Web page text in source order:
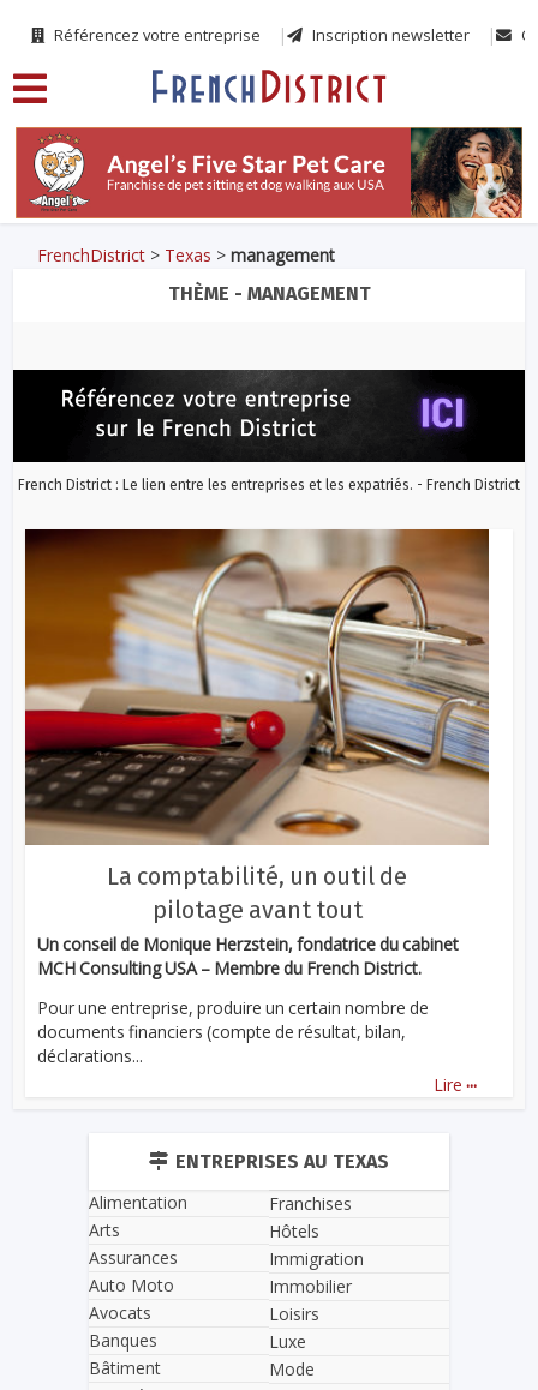
Référencez votre entreprise Inscription newsletter
FrenchDistrict > Texas >management
THÈME - MANAGEMENT
French District : Le lien entre les entreprises et les expatriés. - French District
La comptabilité, un outil de
pilotage avant tout
Un conseil de Monique Herzstein, fondatrice du cabinet
MCH Consulting USA – Membre du French District.
Pour une entreprise, produire un certain nombre de
documents financiers (compte de résultat, bilan,
déclarations...
Lire ...
ENTREPRISES AU TEXAS
Alimentation
Arts
Assurances
Auto Moto
Avocats
Banques
Bâtiment
Franchises
Hôtels
Immigration
Immobilier
Loisirs
Luxe
Mode